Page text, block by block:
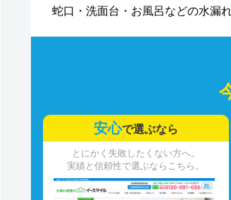
蛇口・洗面台・お風呂などの水漏
安心で選ぶなら
とにかく失敗したくない方へ。
実績と信頼性で選ぶならこちら。